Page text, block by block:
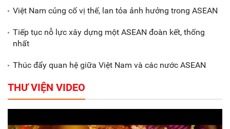
Việt Nam củng cố vị thế, lan tỏa ảnh hưởng trong ASEAN
Tiếp tục nỗ lực xây dựng một ASEAN đoàn kết, thống
nhất
Thúc đẩy quan hệ giữa Việt Nam và các nước ASEAN
THƯ VIỆN VIDEO